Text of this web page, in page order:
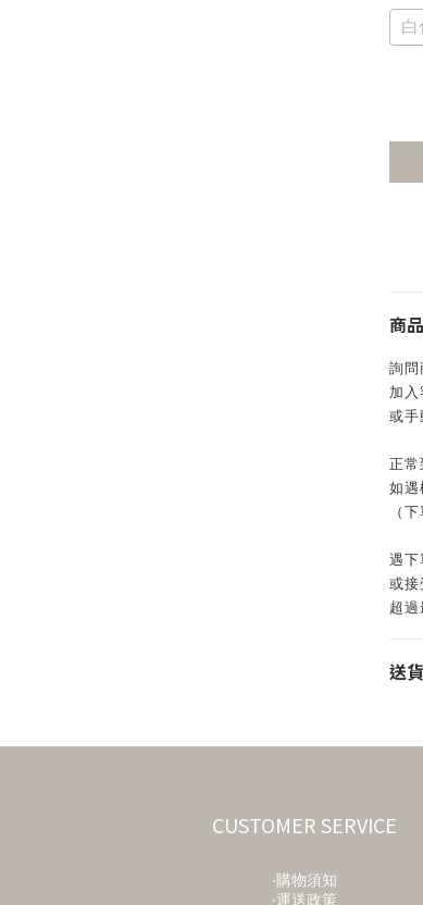
白
商
詢
加
或
正常
如遇
（
遇下
或接
超
送
CUSTOMER SERVICE
‧購物須知
‧運送政策